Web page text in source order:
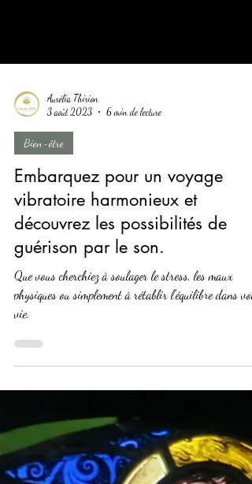
Aurélia Thirion
3 août 2023
Bien-être
Embarquez pour un voyage
vibratoire harmonieux et
découvrez les possibilités de
guérison par le son.
Que vous cherchiez à soulager le stress, les maux
vie.